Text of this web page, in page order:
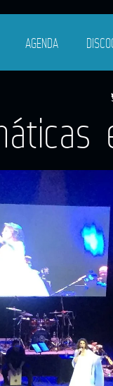
AGENDA